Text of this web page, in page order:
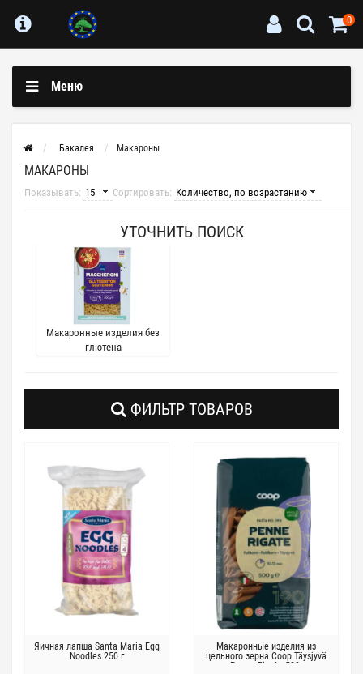
0
Меню
Бакалея Макароны
МАКАРОНЫ
Показывать: Сортировать:
УТОЧНИТЬ ПОИСК
Макаронные изделия без
глютена
ФИЛЬТР ТОВАРОВ
Яичная лапша Santa Maria Egg
Noodles 250 г
Макаронные изделия из
цельного зерна Coop Täysjyvä
Penne Rigate 500г